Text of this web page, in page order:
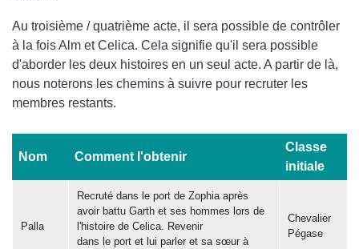
Au troisième / quatrième acte, il sera possible de contrôler
à la fois Alm et Celica. Cela signifie qu'il sera possible
d'aborder les deux histoires en un seul acte. A partir de là,
nous noterons les chemins à suivre pour recruter les
membres restants.
Nom Comment l'obtenir
Classe
initiale
Palla
Recruté dans le port de Zophia après
avoir battu Garth et ses hommes lors de
l'histoire de Celica. Revenir
dans le port et lui parler et sa sœur à
Chevalier
Pégase